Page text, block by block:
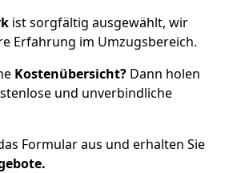
ist sorgfältig ausgewählt, wir
Erfahrung im Umzugsbereich.
Kostenübersicht? Dann holen
und unverbindliche
Formular aus und erhalten Sie